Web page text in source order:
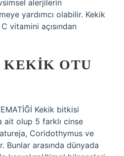
alerjilerin
yardımcı olabilir. Kekik
vitamini açısından
KEKIK OTU
Kekik bitkisi
ait olup 5 farklı cinse
Coridothymus ve
Bunlar arasında dünyada